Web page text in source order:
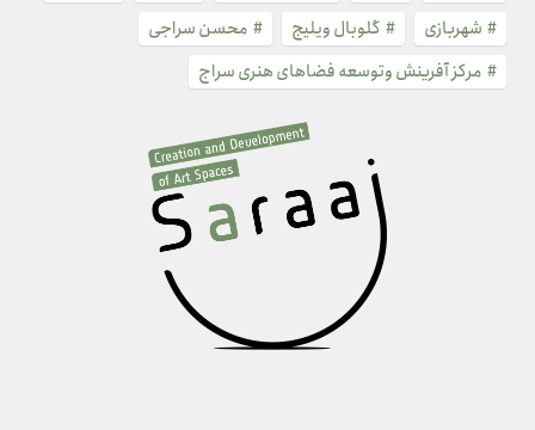
شهربازی
گلوبال ویلیج
محسن سراجی
مرکز آفرینش و‌توسعه فضاهای هنری سراج